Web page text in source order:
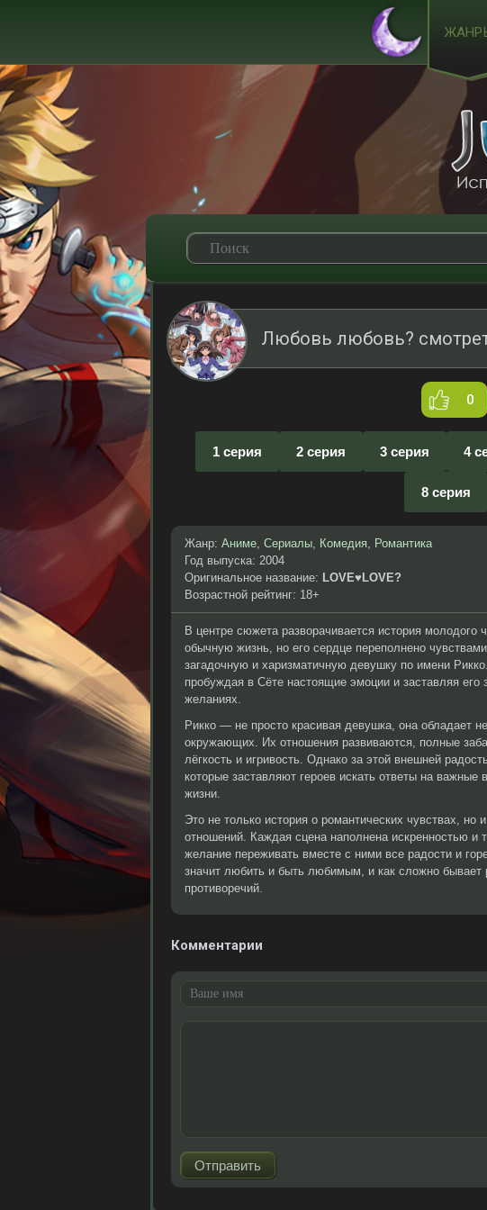
Любовь любовь?
0
1 серия 2 серия 3 серия 4
8 серия
Жанр: Аниме, Сериалы, Комедия, Романтика
Год выпуска: 2004
Оригинальное название: LOVE♥LOVE?
Возрастной рейтинг: 18+
В центре сюжета разворачивается история
обычную жизнь, но его сердце переполнено
загадочную и харизматичную девушку по имени
пробуждая в Сёте настоящие эмоции и заставляя
желаниях.
Рикко — не просто красивая девушка, она обладает
окружающих. Их отношения развиваются, полные
лёгкость и игривость. Однако за этой внешней
которые заставляют героев искать ответы на
жизни.
Это не только история о романтических чувствах,
отношений. Каждая сцена наполнена искренностью и
желание переживать вместе с ними все радости и
значит любить и быть любимым, и как сложно бывает
противоречий.
Комментарии